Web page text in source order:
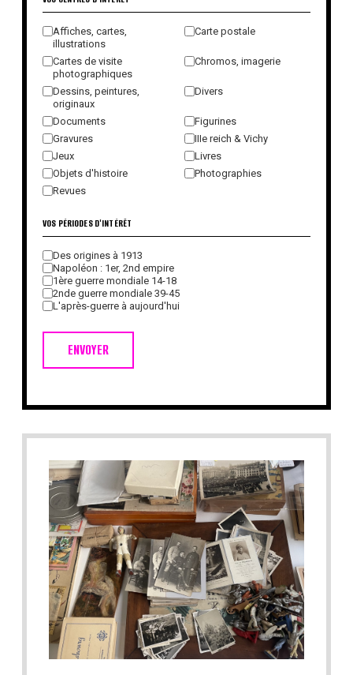
Affiches, cartes,
illustrations
Carte postale
Cartes de visite
photographiques
Chromos, imagerie
Dessins, peintures,
originaux
Divers
Documents
Figurines
Gravures
IIIe reich & Vichy
Jeux
Livres
Objets d'histoire
Photographies
Revues
ENVOYER
VOS PÉRIODES D'INTÉRÊT
Des origines à 1913
Napoléon : 1er, 2nd empire
1ère guerre mondiale 14-18
2nde guerre mondiale 39-45
L'après-guerre à aujourd'hui